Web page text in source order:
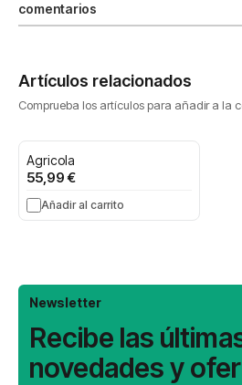
comentarios
Artículos relacionados
Comprueba los artículos para añadir a la
Agricola
55,99 €
Añadir al carrito
Newsletter
Recibe las
novedades y